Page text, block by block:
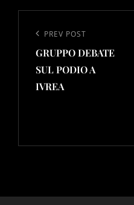
articoli
Previous
Post
PREV POST
GRUPPO DEBATE
SUL PODIO A
IVREA